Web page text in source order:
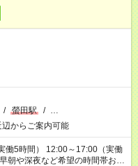
/ 螢田駅 / …
からご案内可能
5時間） 12:00～17:00（実働